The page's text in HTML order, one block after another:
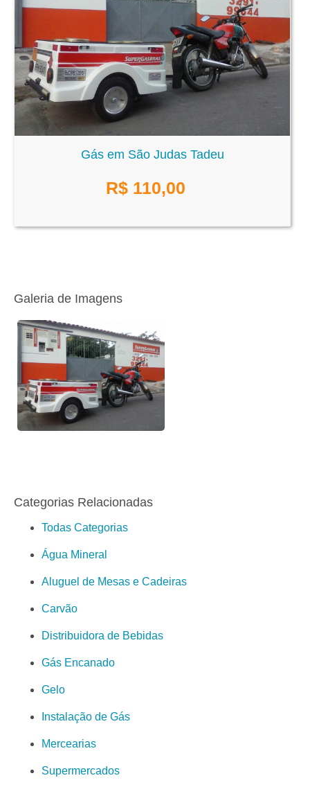
Gás em São Judas Tadeu
R$ 110,00
Galeria de Imagens
Categorias Relacionadas
Todas Categorias
Água Mineral
Aluguel de Mesas e Cadeiras
Carvão
Distribuidora de Bebidas
Gás Encanado
Gelo
Instalação de Gás
Mercearias
Supermercados